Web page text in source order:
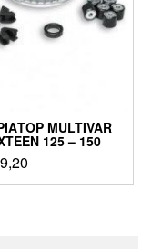
MULTIVAR
125 – 150